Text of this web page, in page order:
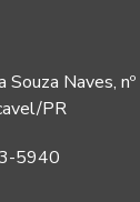
Souza Naves,
PR
5940